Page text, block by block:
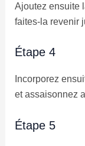
Ajoutez ensuite
faites-la revenir
Étape 4
Incorporez
et assaisonnez
Étape 5